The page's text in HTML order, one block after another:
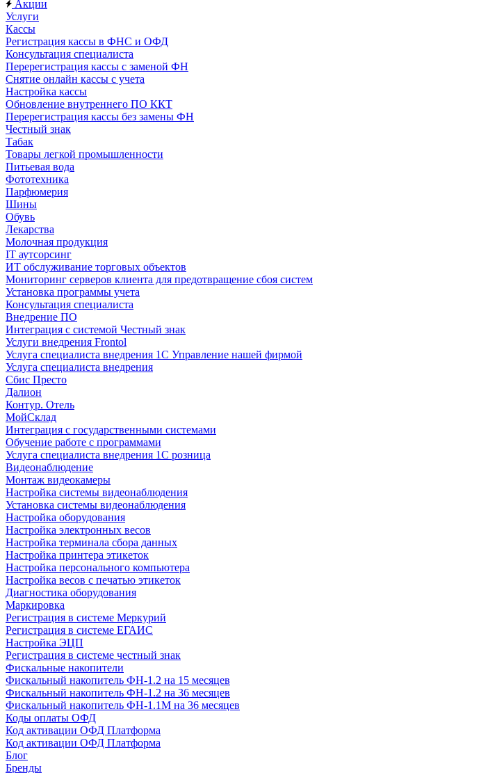
Акции
Услуги
Кассы
Регистрация кассы в ФНС и ОФД
Консультация специалиста
Перерегистрация кассы с заменой ФН
Снятие онлайн кассы с учета
Настройка кассы
Обновление внутреннего ПО ККТ
Перерегистрация кассы без замены ФН
Честный знак
Табак
Товары легкой промышленности
Питьевая вода
Фототехника
Парфюмерия
Шины
Обувь
Лекарства
Молочная продукция
IT аутсорсинг
ИТ обслуживание торговых объектов
Мониторинг серверов клиента для предотвращение сбоя систем
Установка программы учета
Консультация специалиста
Внедрение ПО
Интеграция с системой Честный знак
Услуги внедрения Frontol
Услуга специалиста внедрения 1С Управление нашей фирмой
Услуга специалиста внедрения
Сбис Престо
Далион
Контур. Отель
МойСклад
Интеграция с государственными системами
Обучение работе с программами
Услуга специалиста внедрения 1С розница
Видеонаблюдение
Монтаж видеокамеры
Настройка системы видеонаблюдения
Установка системы видеонаблюдения
Настройка оборудования
Настройка электронных весов
Настройка терминала сбора данных
Настройка принтера этикеток
Настройка персонального компьютера
Настройка весов с печатью этикеток
Диагностика оборудования
Маркировка
Регистрация в системе Меркурий
Регистрация в системе ЕГАИС
Настройка ЭЦП
Регистрация в системе честный знак
Фискальные накопители
Фискальный накопитель ФН-1.2 на 15 месяцев
Фискальный накопитель ФН-1.2 на 36 месяцев
Фискальный накопитель ФН-1.1М на 36 месяцев
Коды оплаты ОФД
Код активации ОФД Платформа
Код активации ОФД Платформа
Блог
Бренды